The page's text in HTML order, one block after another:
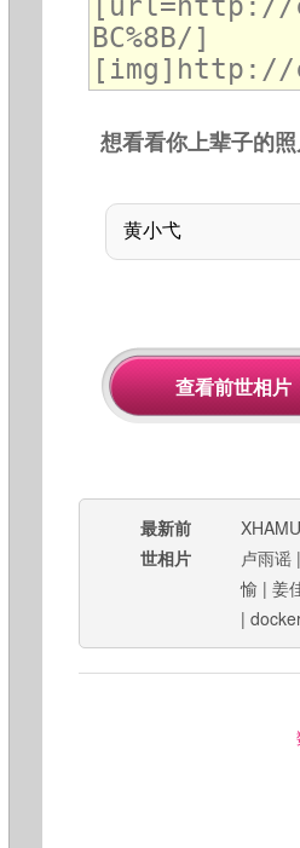
想看看你上辈子的
最新前
世相片
卢雨谣
愉 | 姜
|